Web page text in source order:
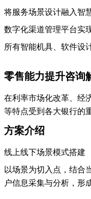
将服务场景设计融入智
数字化渠道管理平台实
所有智能机具、软件设
零售能力提升咨询
在利率市场化改革、经
等特点受到各大银行的
方案介绍
线上线下场景模式搭建
以场景为切入点，结合
户信息采集与分析，形